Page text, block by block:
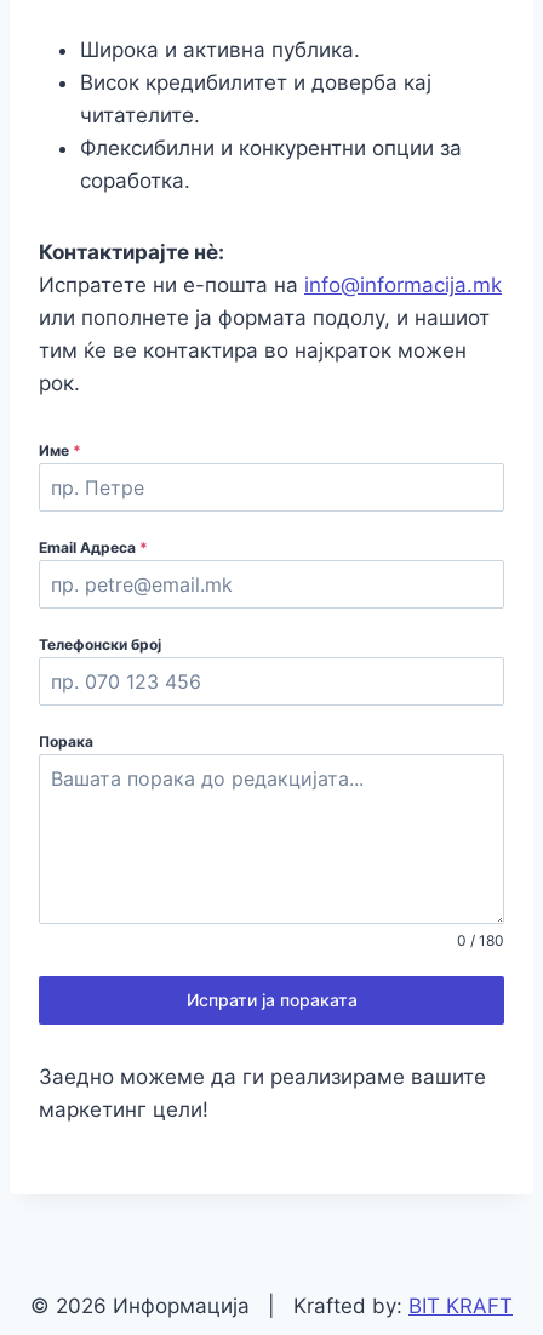
Широка и активна публика.
Висок кредибилитет и доверба кај
читателите.
Флексибилни и конкурентни опции за
соработка.
Контактирајте нè:
Испратете ни е-пошта на info@informacija.mk
или пополнете ја формата подолу, и нашиот
тим ќе ве контактира во најкраток можен
рок.
Име *
Email Адреса *
Телефонски број
Порака
0 / 180
Испрати ја пораката
Заедно можеме да ги реализираме вашите
маркетинг цели!
© 2026 Информација | Krafted by: BIT KRAFT